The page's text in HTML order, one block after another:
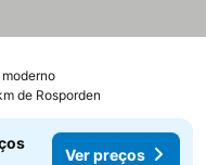
Ver preços
de Rosporden
Ver preços